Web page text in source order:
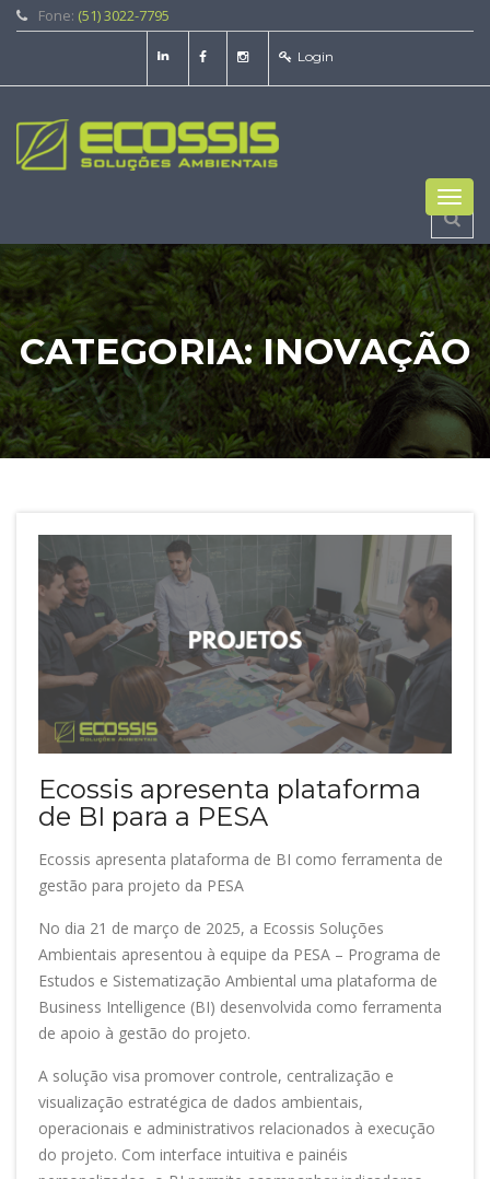
Fone: (51) 3022-7795
Login
CATEGORIA:INOVAÇÃO
Ecossis apresenta plataforma
de BI para a PESA
Ecossis apresenta plataforma de BI como ferramenta de
gestão para projeto da PESA
No dia 21 de março de 2025, a Ecossis Soluções
Ambientais apresentou à equipe da PESA – Programa de
Estudos e Sistematização Ambiental uma plataforma de
Business Intelligence (BI) desenvolvida como ferramenta
de apoio à gestão do projeto.
A solução visa promover controle, centralização e
visualização estratégica de dados ambientais,
operacionais e administrativos relacionados à execução
do projeto. Com interface intuitiva e painéis